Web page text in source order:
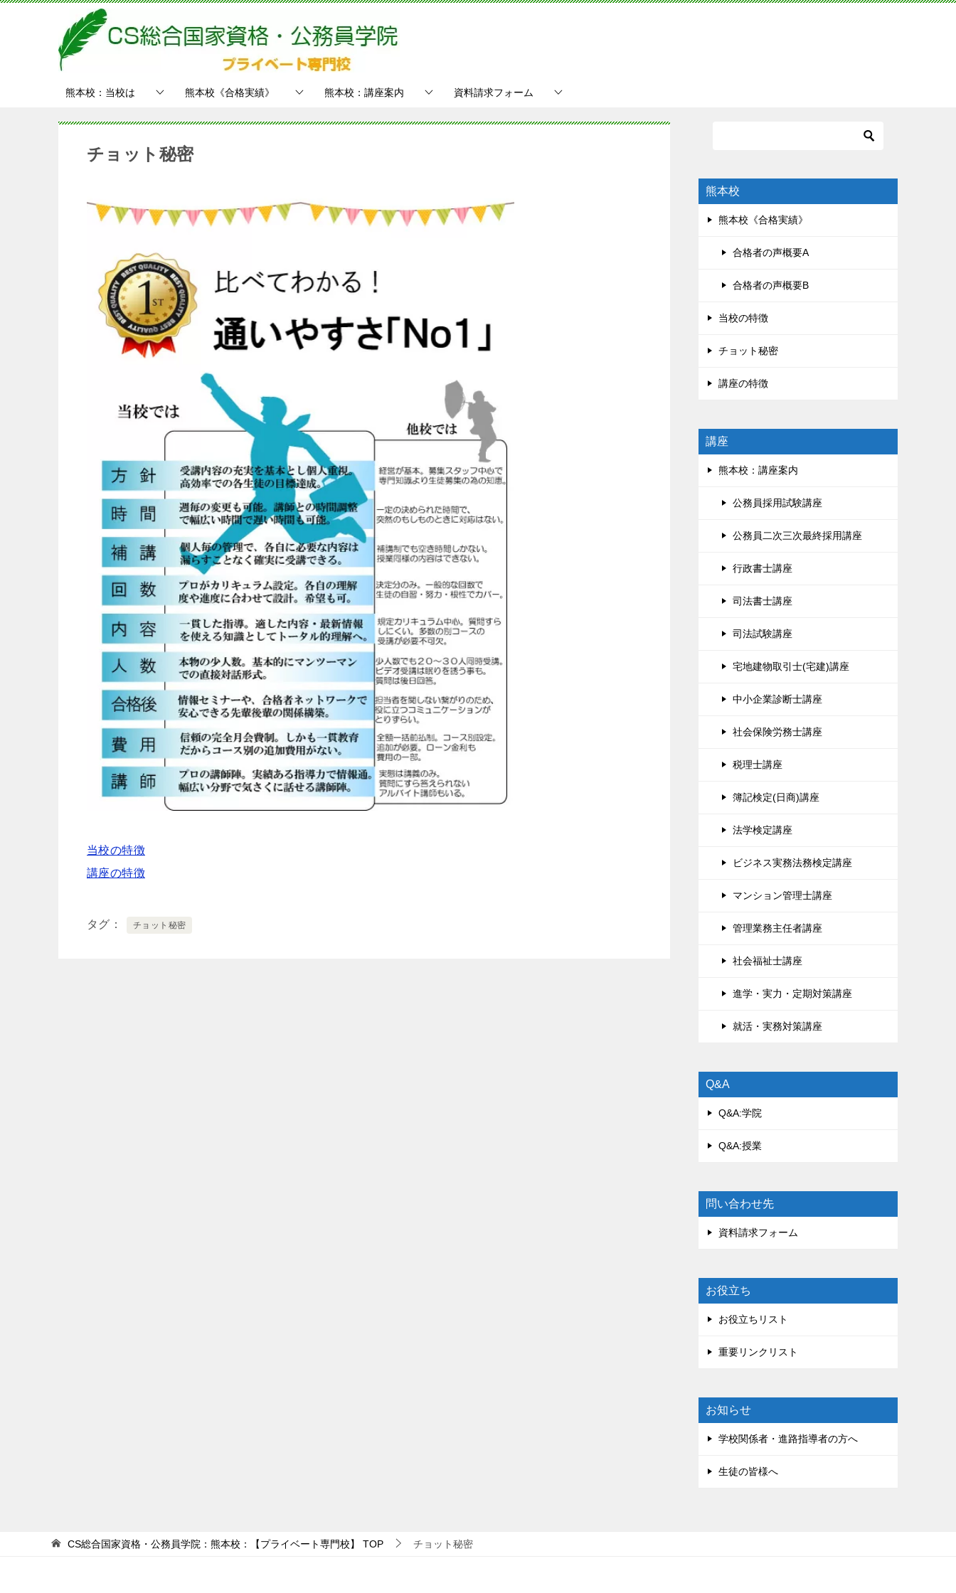
熊本校：当校は 熊本校《合格実績》 熊本校：講座案内 資料請求フォーム
チョット秘密
当校の特徴
講座の特徴
タグ チョット秘密
熊本校
熊本校《合格実績》
合格者の声概要A
合格者の声概要B
当校の特徴
チョット秘密
講座の特徴
講座
熊本校：講座案内
公務員採用試験講座
公務員二次三次最終採用講座
行政書士講座
司法書士講座
司法試験講座
宅地建物取引士(宅建)講座
中小企業診断士講座
社会保険労務士講座
税理士講座
簿記検定(日商)講座
法学検定講座
ビジネス実務法務検定講座
マンション管理士講座
管理業務主任者講座
社会福祉士講座
進学・実力・定期対策講座
就活・実務対策講座
Q&A
Q&A:学院
Q&A:授業
問い合わせ先
資料請求フォーム
お役立ち
お役立ちリスト
重要リンクリスト
お知らせ
学校関係者・進路指導者の方へ
生徒の皆様へ
CS総合国家資格・公務員学院：熊本校：【プライベート専門校】 TOP チョット秘密